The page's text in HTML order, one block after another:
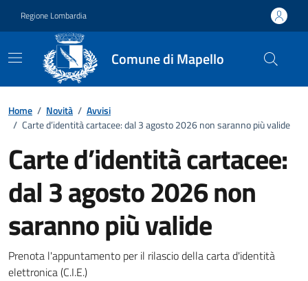
Regione Lombardia
Comune di Mapello
Home / Novità / Avvisi
/ Carte d’identità cartacee: dal 3 agosto 2026 non saranno più valide
Carte d’identità cartacee:
dal 3 agosto 2026 non
saranno più valide
Dettagli della notizia
Prenota l'appuntamento per il rilascio della carta d'identità
elettronica (C.I.E.)